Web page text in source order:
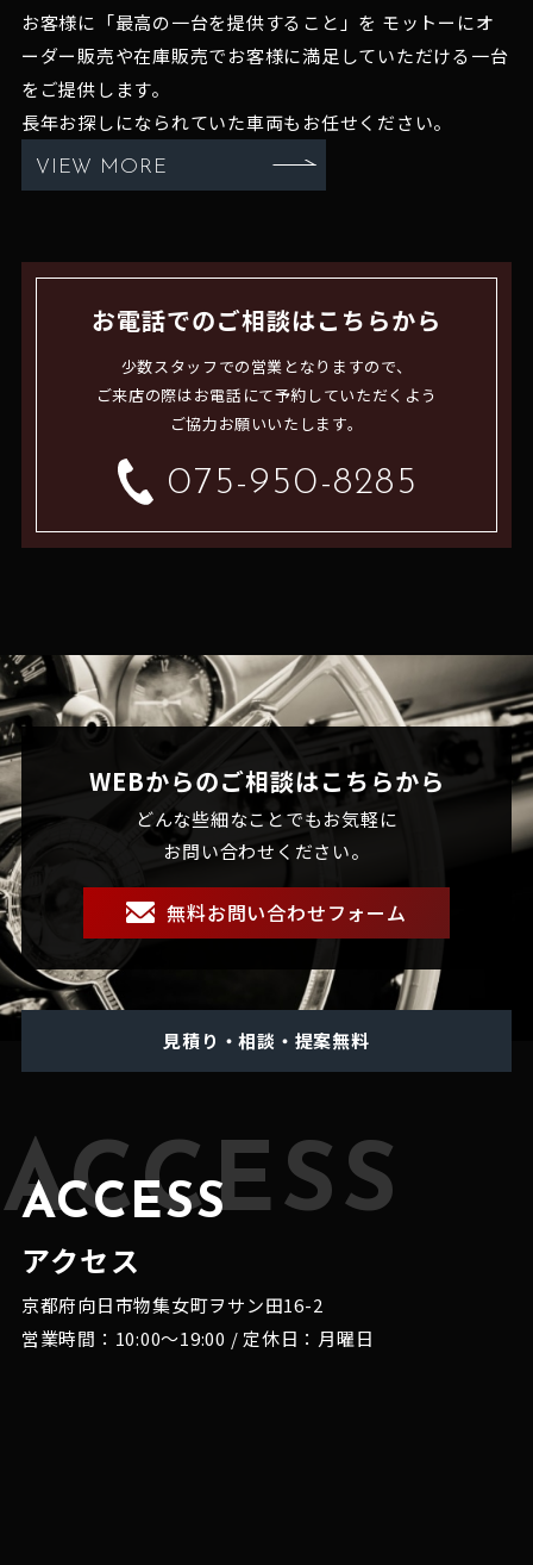
お客様に「最高の一台を提供すること」を モットーにオ
ーダー販売や在庫販売でお客様に満足していただける一台
をご提供します。
長年お探しになられていた車両もお任せください。
VIEW MORE
お電話でのご相談はこちらから
少数スタッフでの営業となりますので、
ご来店の際はお電話にて予約していただくよう
ご協力お願いいたします。
075-950-8285
WEBからのご相談はこちらから
どんな些細なことでもお気軽に
お問い合わせください。
無料お問い合わせフォーム
見積り・相談・提案無料
ACCESS
ACCESS
アクセス
京都府向日市物集女町ヲサン田16-2
営業時間：10:00～19:00 / 定休日：月曜日